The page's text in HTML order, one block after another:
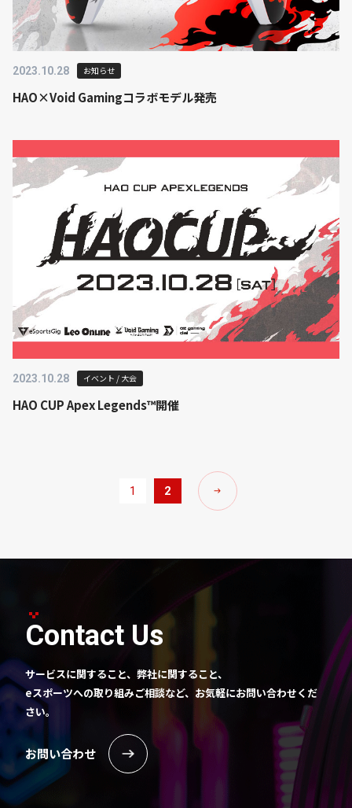
2023.10.28 お知らせ
HAO×Void Gamingコラボモデル発売
2023.10.28 イベント / 大会
HAO CUP Apex Legends™開催
1 2
Contact Us
サービスに関すること、弊社に関すること、
eスポーツへの取り組みご相談など、お気軽にお問い合わせくだ
さい。
お問い合わせ